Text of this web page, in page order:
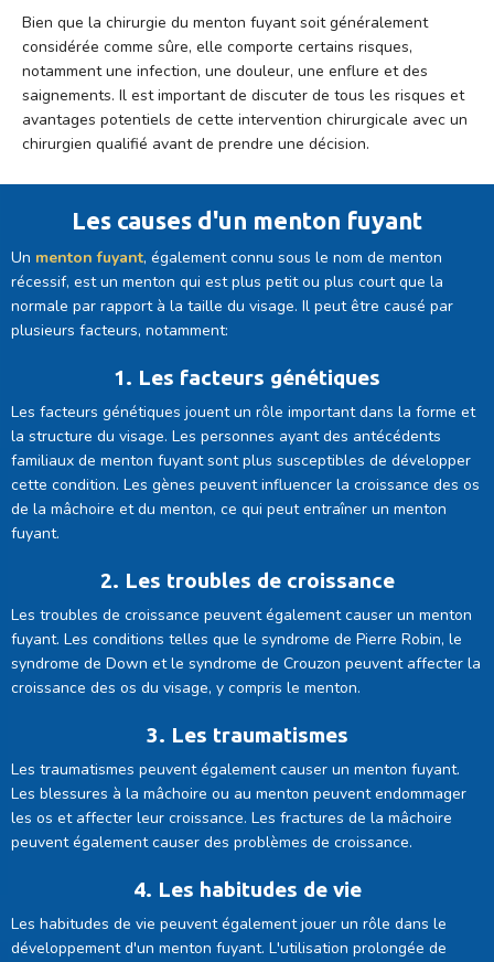
Bien que la chirurgie du menton fuyant soit généralement
considérée comme sûre, elle comporte certains risques,
notamment une infection, une douleur, une enflure et des
saignements. Il est important de discuter de tous les risques et
avantages potentiels de cette intervention chirurgicale avec un
chirurgien qualifié avant de prendre une décision.
Les causes d'un menton fuyant
Un menton fuyant, également connu sous le nom de menton
récessif, est un menton qui est plus petit ou plus court que la
normale par rapport à la taille du visage. Il peut être causé par
plusieurs facteurs, notamment:
1. Les facteurs génétiques
Les facteurs génétiques jouent un rôle important dans la forme et
la structure du visage. Les personnes ayant des antécédents
familiaux de menton fuyant sont plus susceptibles de développer
cette condition. Les gènes peuvent influencer la croissance des os
de la mâchoire et du menton, ce qui peut entraîner un menton
fuyant.
2. Les troubles de croissance
Les troubles de croissance peuvent également causer un menton
fuyant. Les conditions telles que le syndrome de Pierre Robin, le
syndrome de Down et le syndrome de Crouzon peuvent affecter la
croissance des os du visage, y compris le menton.
3. Les traumatismes
Les traumatismes peuvent également causer un menton fuyant.
Les blessures à la mâchoire ou au menton peuvent endommager
les os et affecter leur croissance. Les fractures de la mâchoire
peuvent également causer des problèmes de croissance.
4. Les habitudes de vie
Les habitudes de vie peuvent également jouer un rôle dans le
développement d'un menton fuyant. L'utilisation prolongée de